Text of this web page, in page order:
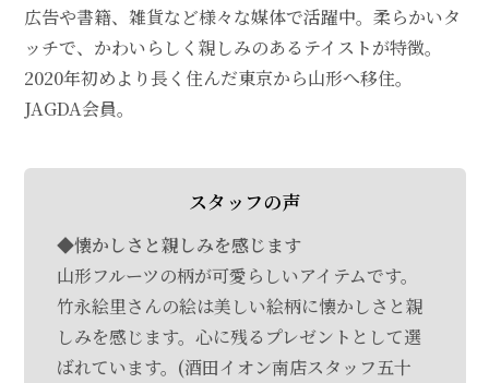
広告や書籍、雑貨など様々な媒体で活躍中。柔らかいタ
ッチで、かわいらしく親しみのあるテイストが特徴。
2020年初めより長く住んだ東京から山形へ移住。
JAGDA会員。
スタッフの声
◆懐かしさと親しみを感じます
山形フルーツの柄が可愛らしいアイテムです。
竹永絵里さんの絵は美しい絵柄に懐かしさと親
しみを感じます。心に残るプレゼントとして選
ばれています。(酒田イオン南店スタッフ五十